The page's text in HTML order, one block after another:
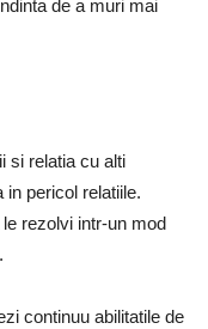
de a muri mai
si relatia cu alti
in pericol relatiile.
rezolvi intr-un mod
continuu abilitatile de